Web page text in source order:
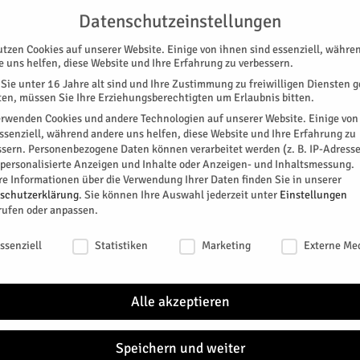
KONTAKT
SPEZIAL E-PAPER KINO GALERIE
Montagsrunde“ 00
Datenschutzeinstellungen
Cookies auf unserer Website. Einige von ihnen sind essenziell,
uns helfen, diese Website und Ihre Erfahrung zu verbessern.
unter 16 Jahre alt sind und Ihre Zustimmung zu freiwilligen Diensten
müssen Sie Ihre Erziehungsberechtigten um Erlaubnis bitten.
Cookies und andere Technologien auf unserer Website. Einige
während andere uns helfen, diese Website und Ihre Erfahrung zu
Personenbezogene Daten können verarbeitet werden (z. B. IP-
Anzeigen und Inhalte oder Anzeigen- und Inhaltsmessung.
Informationen über die Verwendung Ihrer Daten finden Sie in unserer
. Sie können Ihre Auswahl jederzeit unter Einstellungen
oder anpassen.
Statistiken Marketing Externe
Alle akzeptieren
Speichern und weiter